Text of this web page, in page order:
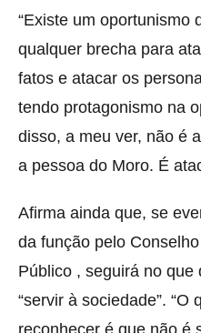
“Existe um oportunismo
qualquer brecha para
fatos e atacar os
tendo protagonismo na
disso, a meu ver, não é
a pessoa do Moro. É
Afirma ainda que, se
da função pelo
Público , seguirá no que
“servir à sociedade”.
reconhecer é que não é